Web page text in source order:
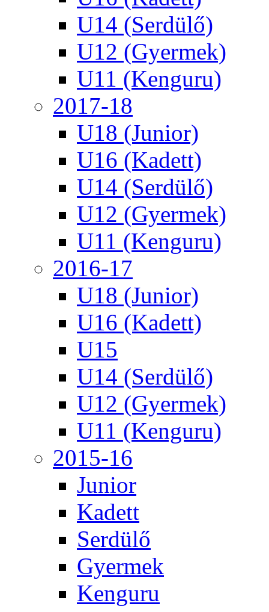
U14 (Serdülő)
U12 (Gyermek)
U11 (Kenguru)
2017-18
U18 (Junior)
U16 (Kadett)
U14 (Serdülő)
U12 (Gyermek)
U11 (Kenguru)
2016-17
U18 (Junior)
U16 (Kadett)
U15
U14 (Serdülő)
U12 (Gyermek)
U11 (Kenguru)
2015-16
Junior
Kadett
Serdülő
Gyermek
Kenguru